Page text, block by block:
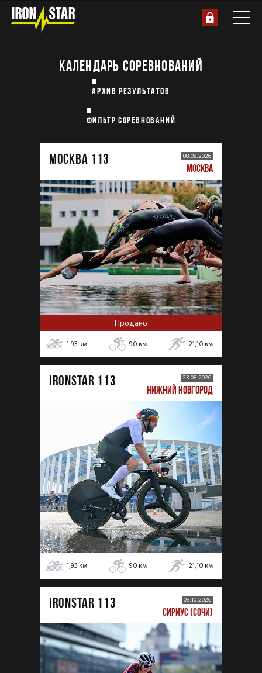
КАЛЕНДАРЬ СОРЕВНОВАНИЙ
АРХИВ РЕЗУЛЬТАТОВ
ФИЛЬТР СОРЕВНОВАНИЙ
МОСКВА 113 08.08.2026
МОСКВА
Продано
1,93 км 90 км 21,10 км
IRONSTAR 113 23.08.2026
НИЖНИЙ НОВГОРОД
1,93 км 90 км 21,10 км
IRONSTAR 113 03.10.2026
СИРИУС (СОЧИ)